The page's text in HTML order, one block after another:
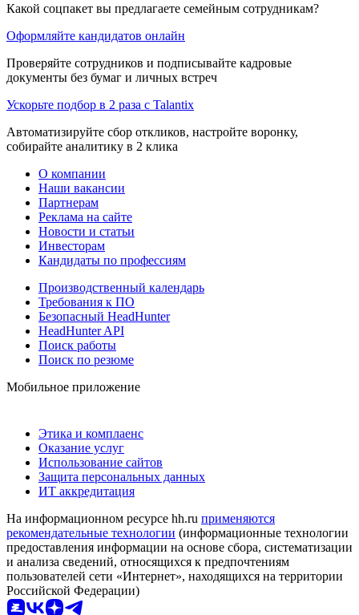
Какой соцпакет вы предлагаете семейным сотрудникам?
Оформляйте кандидатов онлайн
Проверяйте сотрудников и подписывайте кадровые
документы без бумаг и личных встреч
Ускорьте подбор в 2 раза с Talantix
Автоматизируйте сбор откликов, настройте воронку,
собирайте аналитику в 2 клика
О компании
Наши вакансии
Партнерам
Реклама на сайте
Новости и статьи
Инвесторам
Кандидаты по профессиям
Производственный календарь
Требования к ПО
Безопасный HeadHunter
HeadHunter API
Поиск работы
Поиск по резюме
Мобильное приложение
Этика и комплаенс
Оказание услуг
Использование сайтов
Защита персональных данных
ИТ аккредитация
На информационном ресурсе hh.ru применяются
рекомендательные технологии (информационные технологии
предоставления информации на основе сбора, систематизации
и анализа сведений, относящихся к предпочтениям
пользователей сети «Интернет», находящихся на территории
Российской Федерации)